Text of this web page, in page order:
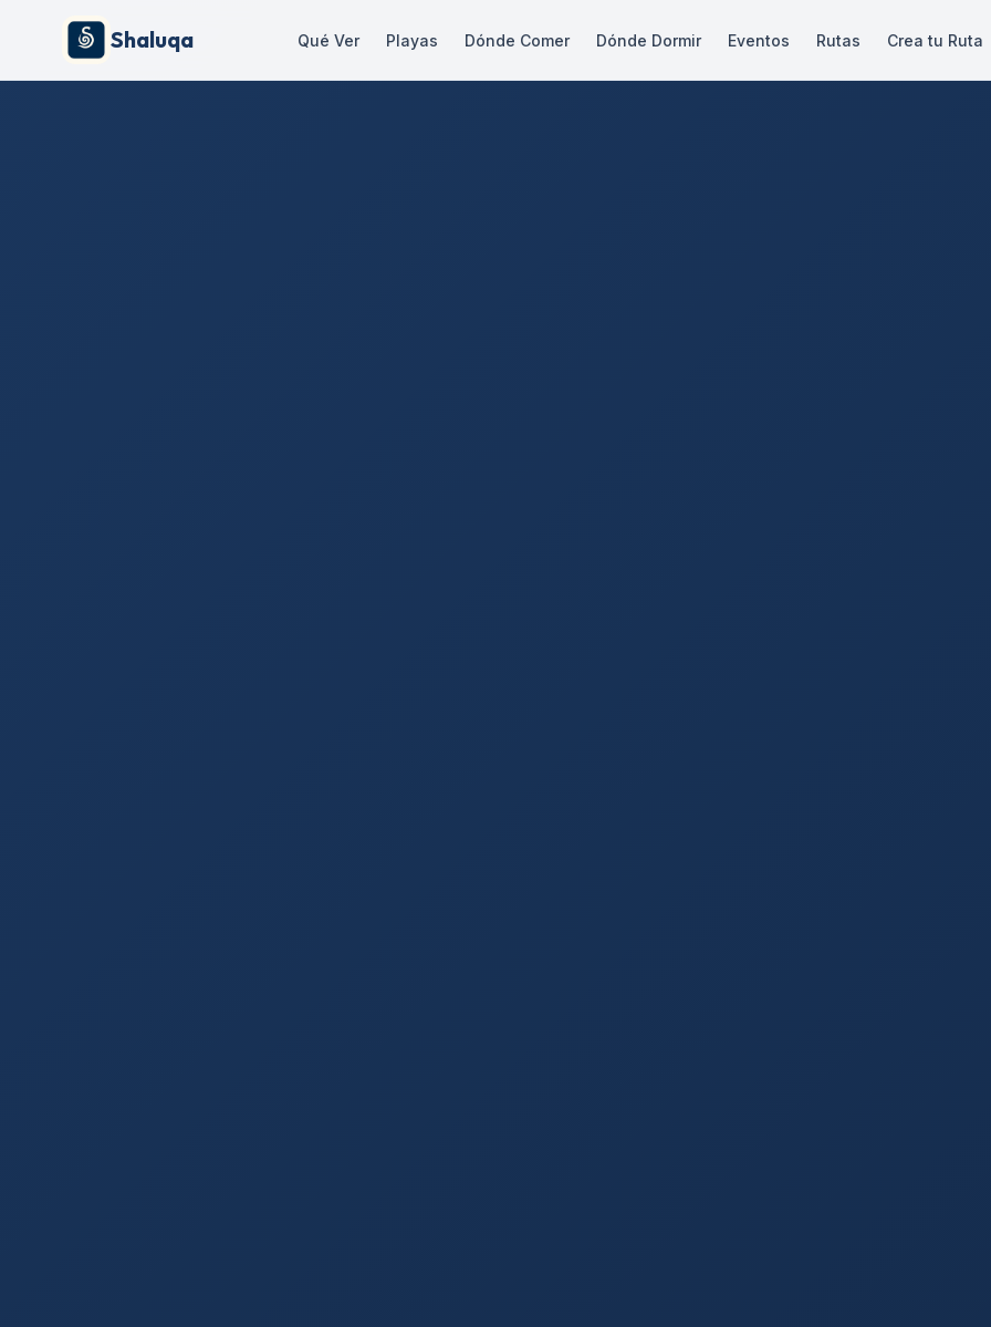
Shaluqa Qué Ver Playas Dónde Comer Dónde Dormir Eventos Rutas Crea tu Ruta